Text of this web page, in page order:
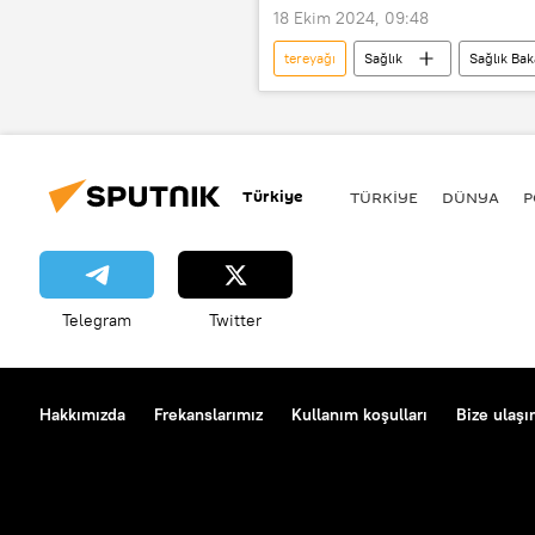
18 Ekim 2024, 09:48
tereyağı Sağlık Sağlık
Liste
Kara liste
Türkiye TÜRKIYE DÜNYA
Telegram Twitter
Hakkımızda Frekanslarımız Kullanım koşulları Bize